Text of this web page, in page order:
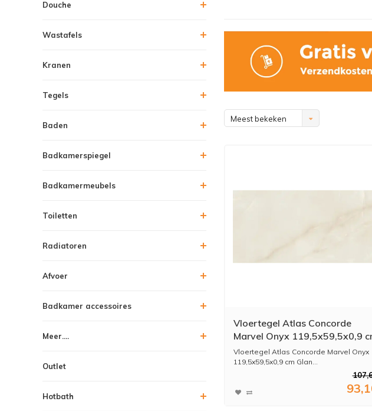
Douche
Wastafels
Kranen
Tegels
Baden
Badkamerspiegel
Badkamermeubels
Toiletten
Radiatoren
Afvoer
Badkamer accessoires
Meer....
Outlet
Hotbath
Meest bekeken
Vloertegel Atlas Concorde
Marvel Onyx 119,5x59,5x0,9
Glans White (Prijs per M2)
Vloertegel Atlas Concorde Marvel Onyx
119,5x59,5x0,9 cm Glan...